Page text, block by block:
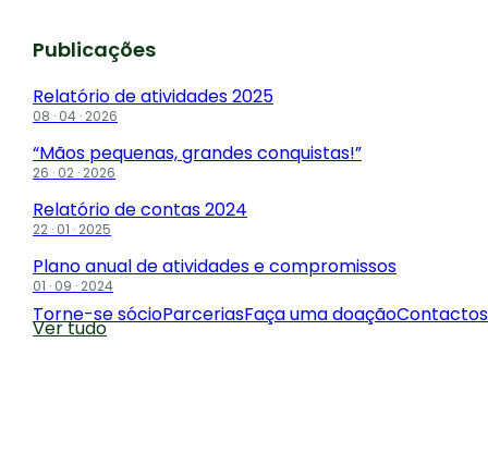
Publicações
Relatório de atividades 2025
08 · 04 · 2026
“Mãos pequenas, grandes conquistas!”
26 · 02 · 2026
Relatório de contas 2024
22 · 01 · 2025
Plano anual de atividades e compromissos
01 · 09 · 2024
Ver tudo
Torne-se sócioParceriasFaça uma doaçãoContactos